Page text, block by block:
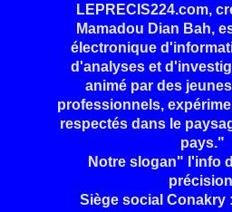
LEPRECIS224.com,
Mamadou Dian Bah,
électronique
d'analyses et
animé par des
professionnels,
respectés dans le
pays."
Notre slogan" l'info
Siège social Conakry